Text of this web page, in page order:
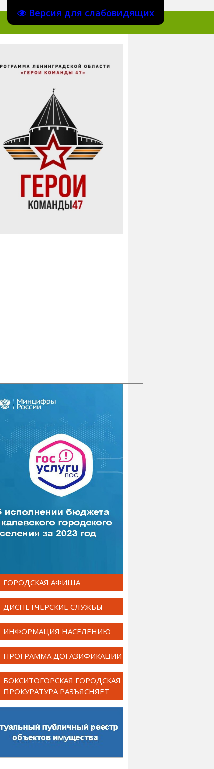
Версия для слабовидящих
ПРАВОВЫЕ АКТЫ КОНТАКТЫ
ГОРОДСКАЯ АФИША
ДИСПЕТЧЕРСКИЕ СЛУЖБЫ
ИНФОРМАЦИЯ НАСЕЛЕНИЮ
ПРОГРАММА ДОГАЗИФИКАЦИИ
БОКСИТОГОРСКАЯ ГОРОДСКАЯ
ПРОКУРАТУРА РАЗЪЯСНЯЕТ